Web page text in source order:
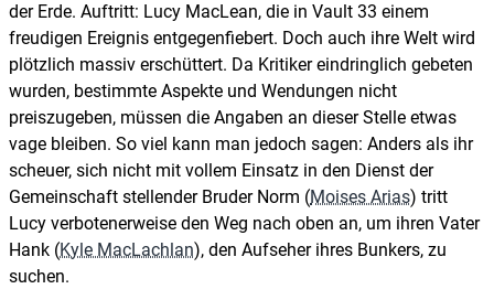
der Erde. Auftritt: Lucy MacLean, die in Vault 33 einem
freudigen Ereignis entgegenfiebert. Doch auch ihre Welt wird
plötzlich massiv erschüttert. Da Kritiker eindringlich gebeten
wurden, bestimmte Aspekte und Wendungen nicht
preiszugeben, müssen die Angaben an dieser Stelle etwas
vage bleiben. So viel kann man jedoch sagen: Anders als ihr
scheuer, sich nicht mit vollem Einsatz in den Dienst der
Gemeinschaft stellender Bruder Norm (Moises Arias) tritt
Lucy verbotenerweise den Weg nach oben an, um ihren Vater
Hank (Kyle MacLachlan), den Aufseher ihres Bunkers, zu
suchen.